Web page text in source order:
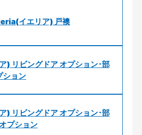
イエリア) 戸襖
) リビングドア オプション･部
ション
) リビングドア オプション･部
プション